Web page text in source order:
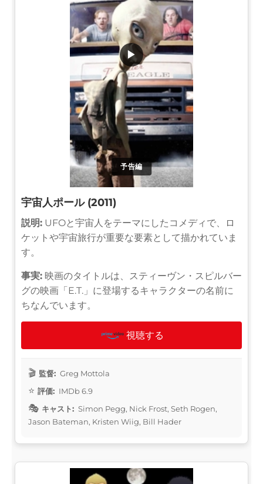
予告編
▶
宇宙人ポール (2011)
説明: UFOと宇宙人をテーマにしたコメディで、ロ
ケットや宇宙旅行が重要な要素として描かれていま
す。
事実: 映画のタイトルは、スティーヴン・スピルバー
グの映画「E.T.」に登場するキャラクターの名前に
ちなんでいます。
視聴する
監督: Greg Mottola
評価: IMDb 6.9
キャスト: Simon Pegg, Nick Frost, Seth Rogen,
Jason Bateman, Kristen Wiig, Bill Hader